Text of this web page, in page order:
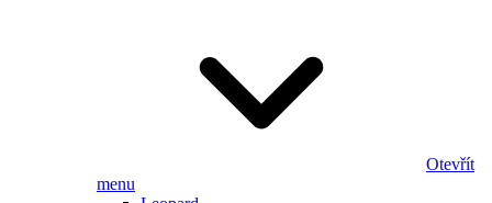
Otevřít
menu